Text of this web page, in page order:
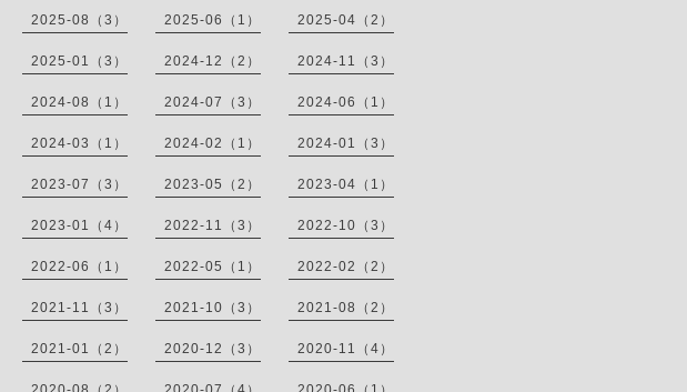
2025-08（3） 2025-06（1） 2025-04（2）
2025-01（3） 2024-12（2） 2024-11（3）
2024-08（1） 2024-07（3） 2024-06（1）
2024-03（1） 2024-02（1） 2024-01（3）
2023-07（3） 2023-05（2） 2023-04（1）
2023-01（4） 2022-11（3） 2022-10（3）
2022-06（1） 2022-05（1） 2022-02（2）
2021-11（3） 2021-10（3） 2021-08（2）
2021-01（2） 2020-12（3） 2020-11（4）